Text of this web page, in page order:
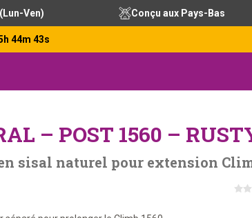
Ven) Conçu aux Pays-Bas
44m 42s
– POST 1560 –
sisal naturel pour extension